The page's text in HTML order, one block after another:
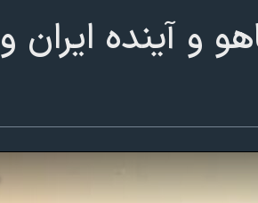
و آینده ایران و